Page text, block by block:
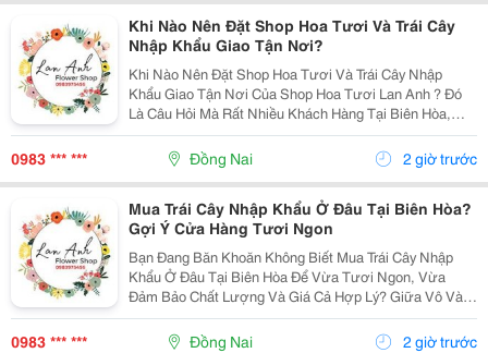
Khi Nào Nên Đặt Shop Hoa Tươi Và Trái Cây
Nhập Khẩu Giao Tận Nơi?
Khi Nào Nên Đặt Shop Hoa Tươi Và Trái Cây Nhập
Khẩu Giao Tận Nơi Của Shop Hoa Tươi Lan Anh ? Đó
Là Câu Hỏi Mà Rất Nhiều Khách Hàng Tại Biên Hòa,
Đồng Nai Và Các Tỉnh Thành Lân Cận Quan Tâm. Shop
Hoa Tươi Lan Anh Không Chỉ Là Một Địa Chỉ Cung Cấp
0983 *** *** Đồng Nai 2 giờ trước
Mua Trái Cây Nhập Khẩu Ở Đâu Tại Biên Hòa?
Gợi Ý Cửa Hàng Tươi Ngon
Bạn Đang Băn Khoăn Không Biết Mua Trái Cây Nhập
Khẩu Ở Đâu Tại Biên Hòa Để Vừa Tươi Ngon, Vừa
Đảm Bảo Chất Lượng Và Giá Cả Hợp Lý? Giữa Vô Vàn
Cửa Hàng Trên Địa Bàn Thành Phố Biên Hòa, Việc Tìm
Được Một Địa Chỉ Uy Tín Thực Sự Không Hề Dễ Dàng.
0983 *** *** Đồng Nai 2 giờ trước